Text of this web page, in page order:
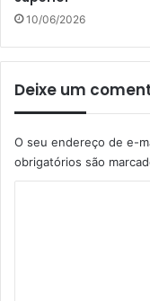
10/06/2026
Deixe um
O seu endereço de e-
obrigatórios são